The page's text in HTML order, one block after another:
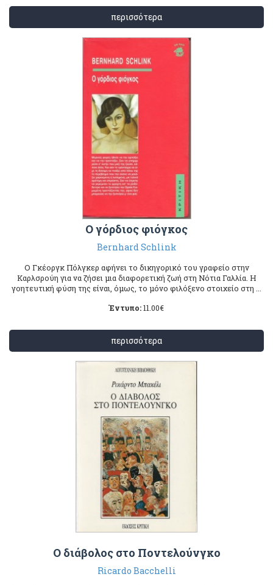
περισσότερα
Ο γόρδιος φιόγκος
Βernhard Schlink
Ο Γκέοργκ Πόλγκερ αφήνει το δικηγορικό του γραφείο στην
Καρλσρούη για να ζήσει μια διαφορετική ζωή στη Νότια Γαλλία. Η
γοητευτική φύση της είναι, όμως, το μόνο φιλόξενο στοιχείο στη ...
Έντυπο:11.00€
περισσότερα
Ο διάβολος στο Ποντελούνγκο
Ricardo Bacchelli